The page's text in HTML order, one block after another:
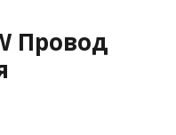
Провод